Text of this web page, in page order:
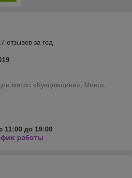
отзывов за год
метро «Кунцевщина», Минск,
11:00 до 19:00
работы